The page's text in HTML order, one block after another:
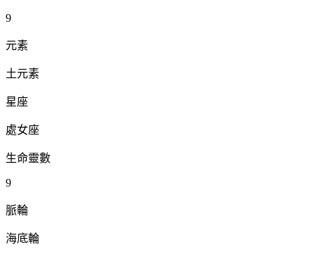
9
元素
土元素
星座
處女座
生命靈數
9
脈輪
海底輪